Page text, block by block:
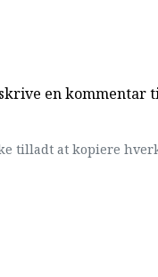
en
tilladt at kopiere